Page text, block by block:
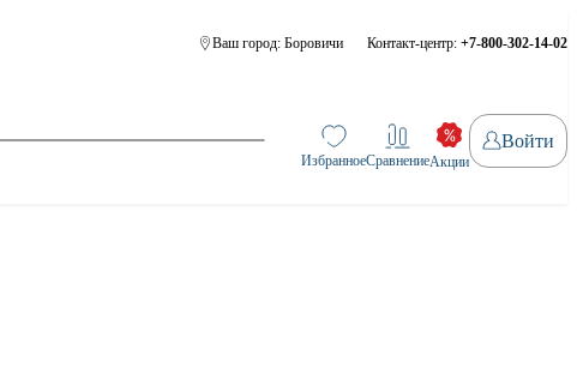
Ваш город: Боровичи Контакт-центр: +7-800-302-14-02
ИзбранноеСравнениеАкции
Войти